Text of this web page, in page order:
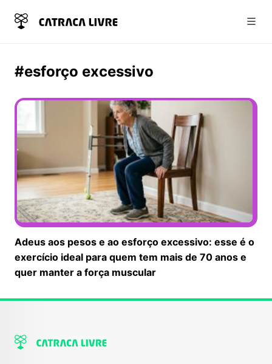
#esforço excessivo
Adeus aos pesos e ao esforço excessivo: esse é o
exercício ideal para quem tem mais de 70 anos e
quer manter a força muscular